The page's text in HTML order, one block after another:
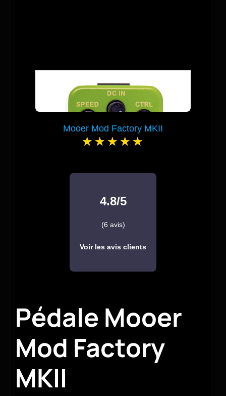
Mooer Mod Factory MKII
4.8/5
(6 avis)
Voir les avis clients
Pédale Mooer
Mod Factory
MKII